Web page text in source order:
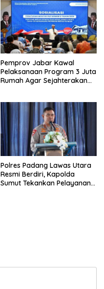
Pemprov Jabar Kawal
Pelaksanaan Program 3 Juta
Rumah Agar Sejahterakan
Polres Padang Lawas Utara
Resmi Berdiri, Kapolda
Sumut Tekankan Pelayanan